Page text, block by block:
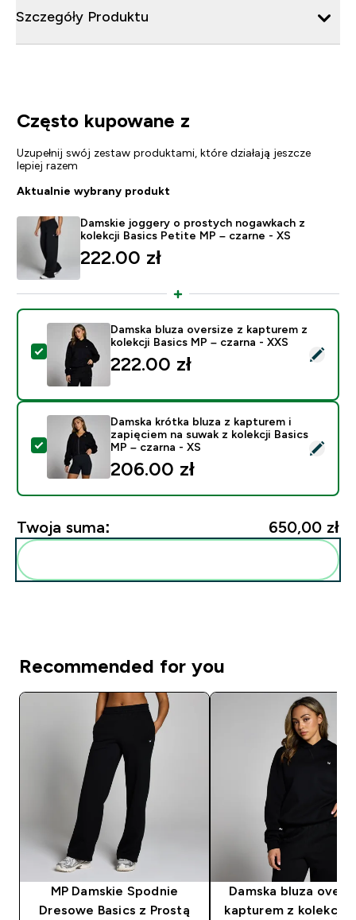
Szczegóły Produktu
Często kupowane z
Uzupełnij swój zestaw produktami, które działają jeszcze
lepiej razem
Aktualnie wybrany produkt
Damskie joggery o prostych nogawkach z
kolekcji Basics Petite MP – czarne - XS
222.00 zł‎
Wybierz ten produkt - Damska bluza oversize z
Damska bluza oversize z kapturem z
kolekcji Basics MP – czarna - XXS
222.00 zł‎
Wybierz ten produkt - Damska krótka bluza z
Damska krótka bluza z kapturem i
zapięciem na suwak z kolekcji Basics
MP – czarna - XS
206.00 zł‎
Twoja suma: 650,00 zł‎
Recommended for you
MP Damskie Spodnie
Dresowe Basics z Prostą
Damska bluza
kapturem z kolekcji